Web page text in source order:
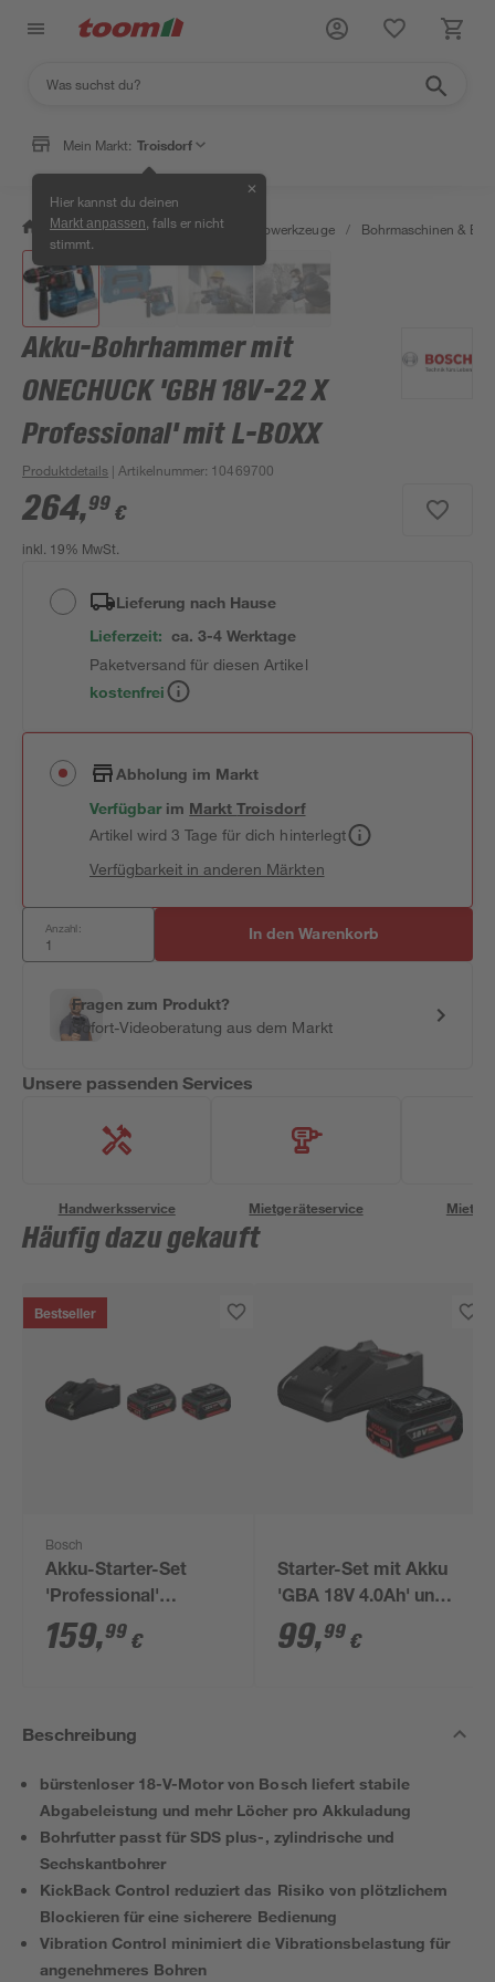
Mein Markt: Troisdorf
Hier kannst du deinen
Markt anpassen , falls er nicht
stimmt.
✕
/ Werkstatt & Maschinen / Elektrowerkzeuge / Bohrmaschinen &
Akku-Bohrhammer mit
ONECHUCK 'GBH 18V-22 X
Professional' mit L-BOXX
Produktdetails | Artikelnummer: 10469700
264,99 €
inkl. 19% MwSt.
Lieferung nach Hause
Lieferzeit: ca. 3-4 Werktage
Paketversand für diesen Artikel
kostenfrei
Abholung im Markt
Verfügbar im MarktTroisdorf
Artikel wird 3 Tage für dich hinterlegt
Verfügbarkeit in anderen Märkten
Anzahl: In den Warenkorb
Fragen zum Produkt?
Sofort-Videoberatung aus dem Markt
Unsere passenden Services
Handwerksservice Mietgeräteservice
Häufig dazu gekauft
Bestseller
Bosch
Akku-Starter-Set
'Professional'
Ladegerät und 2 x
Akku 18 V, 4,0 Ah
159,99 €
Starter-Set mit Akku
'GBA 18V 4.0Ah' und
Ladegerät 'GAL 18V-
40'
99,99 €
Beschreibung
bürstenloser 18-V-Motor von Bosch liefert stabile
Abgabeleistung und mehr Löcher pro Akkuladung
Bohrfutter passt für SDS plus-, zylindrische und
Sechskantbohrer
KickBack Control reduziert das Risiko von plötzlichem
Blockieren für eine sicherere Bedienung
Vibration Control minimiert die Vibrationsbelastung für
angenehmeres Bohren